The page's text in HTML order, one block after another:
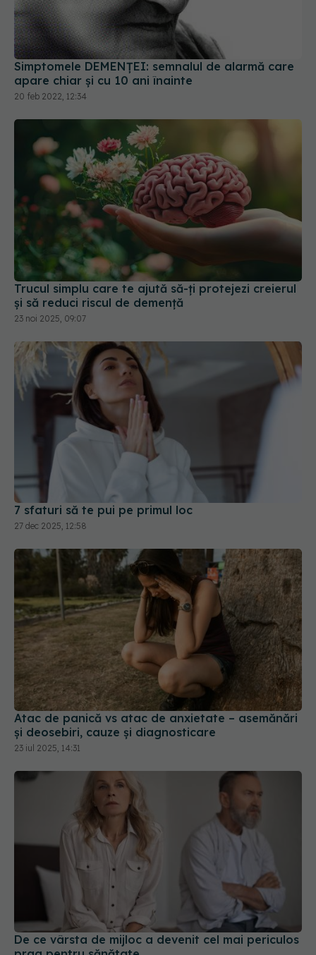
Simptomele DEMENȚEI: semnalul de alarmă care
apare chiar și cu 10 ani înainte
20 feb 2022, 12:34
Trucul simplu care te ajută să-ți protejezi creierul
și să reduci riscul de demență
23 noi 2025, 09:07
7 sfaturi să te pui pe primul loc
27 dec 2025, 12:58
Atac de panică vs atac de anxietate – asemănări
și deosebiri, cauze și diagnosticare
23 iul 2025, 14:31
De ce vârsta de mijloc a devenit cel mai periculos